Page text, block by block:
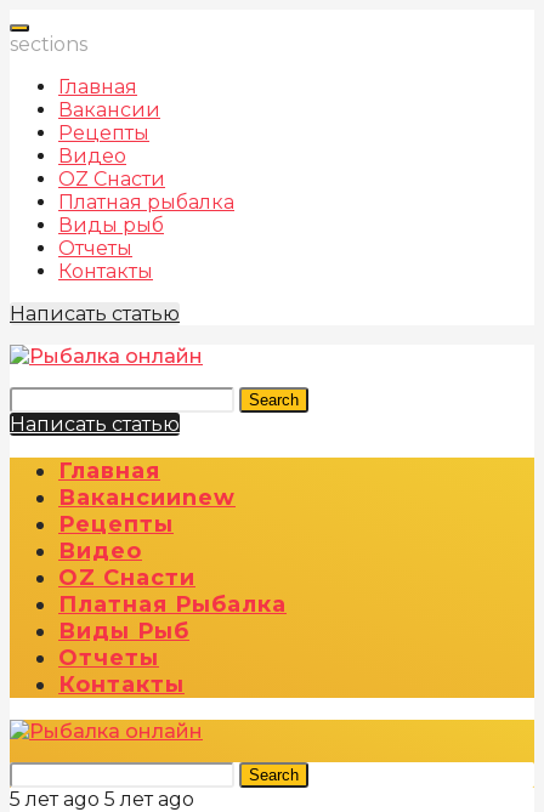
sections
Главная
Вакансии
Рецепты
Видео
OZ Снасти
Платная рыбалка
Виды рыб
Отчеты
Контакты
Написать статью
Search
Написать статью
Главная
ВакансииNew
Рецепты
Видео
OZ Снасти
Платная Рыбалка
Виды Рыб
Отчеты
Контакты
Search
5 лет ago 5 лет ago